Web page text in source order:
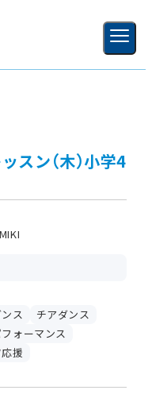
新規登録
スン（木）小学4
ス
チアダンス
ォーマンス
援